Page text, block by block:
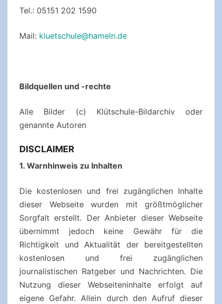
Tel.: 05151 202 1590
Mail: kluetschule@hameln.de
Bildquellen und -rechte
Alle Bilder (c) Klütschule-Bildarchiv oder
genannte Autoren
DISCLAIMER
1. Warnhinweis zu Inhalten
Die kostenlosen und frei zugänglichen Inhalte
dieser Webseite wurden mit größtmöglicher
Sorgfalt erstellt. Der Anbieter dieser Webseite
übernimmt jedoch keine Gewähr für die
Richtigkeit und Aktualität der bereitgestellten
kostenlosen und frei zugänglichen
journalistischen Ratgeber und Nachrichten. Die
Nutzung dieser Webseiteninhalte erfolgt auf
eigene Gefahr. Allein durch den Aufruf dieser